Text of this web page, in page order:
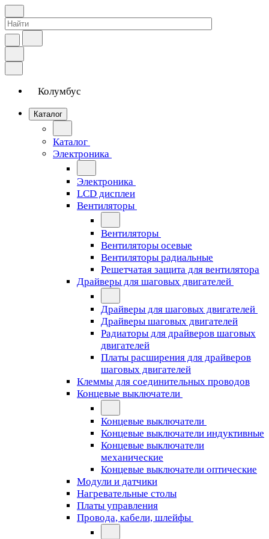
Колумбус
Каталог
Каталог
Электроника
Электроника
LCD дисплеи
Вентиляторы
Вентиляторы
Вентиляторы осевые
Вентиляторы радиальные
Решетчатая защита для вентилятора
Драйверы для шаговых двигателей
Драйверы для шаговых двигателей
Драйверы шаговых двигателей
Радиаторы для драйверов шаговых
двигателей
Платы расширения для драйверов
шаговых двигателей
Клеммы для соединительных проводов
Концевые выключатели
Концевые выключатели
Концевые выключатели индуктивные
Концевые выключатели
механические
Концевые выключатели оптические
Модули и датчики
Нагревательные столы
Платы управления
Провода, кабели, шлейфы